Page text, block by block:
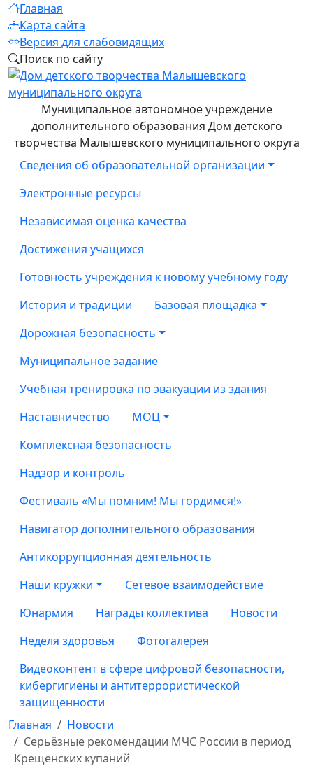
Главная
Карта сайта
Версия для слабовидящих
Поиск по сайту
Муниципальное автономное учреждение
дополнительного образования Дом детского
творчества Малышевского муниципального округа
Сведения об образовательной организации
Электронные ресурсы
Независимая оценка качества
Достижения учащихся
Готовность учреждения к новому учебному году
История и традиции
Базовая площадка
Дорожная безопасность
Муниципальное задание
Учебная тренировка по эвакуации из здания
Наставничество
МОЦ
Комплексная безопасность
Надзор и контроль
Фестиваль «Мы помним! Мы гордимся!»
Навигатор дополнительного образования
Антикоррупционная деятельность
Наши кружки
Сетевое взаимодействие
Юнармия
Награды коллектива
Новости
Неделя здоровья
Фотогалерея
Видеоконтент в сфере цифровой безопасности,
кибергигиены и антитеррористической
защищенности
Главная
Новости
Серьёзные рекомендации МЧС России в период
Крещенских купаний